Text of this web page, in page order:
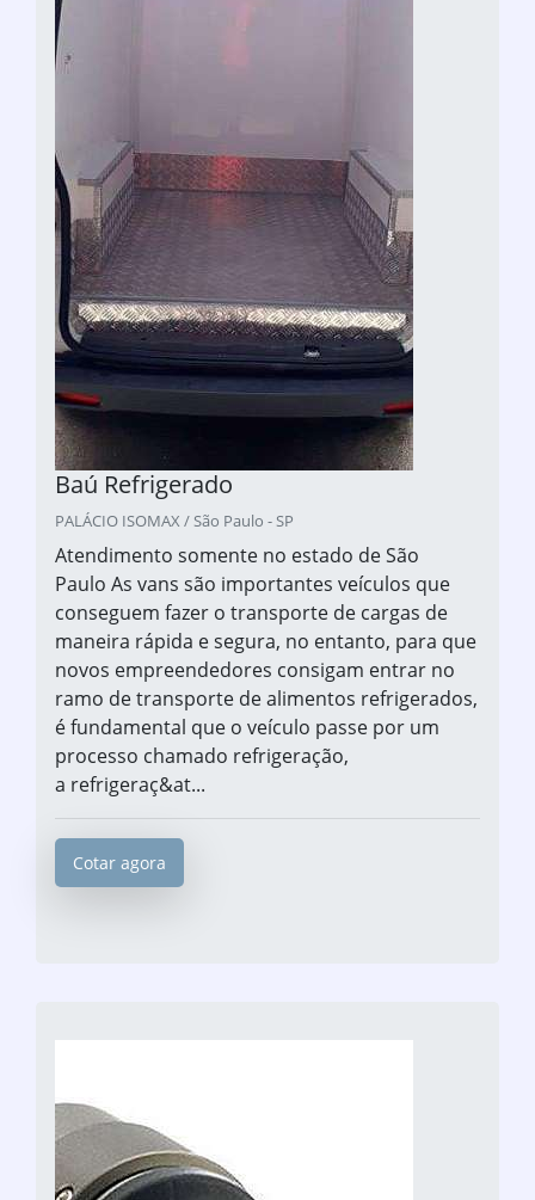
Baú Refrigerado
PALÁCIO ISOMAX / São Paulo - SP
Atendimento somente no estado de São
Paulo As vans são importantes veículos que
conseguem fazer o transporte de cargas de
maneira rápida e segura, no entanto, para que
novos empreendedores consigam entrar no
ramo de transporte de alimentos refrigerados,
é fundamental que o veículo passe por um
processo chamado refrigeração,
a refrigeraç&at...
Cotar agora